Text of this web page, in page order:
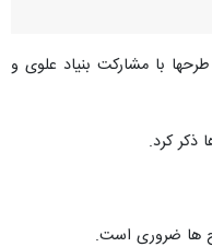
با مشارکت بنیاد علوی و
کرد.
ها ضروری است.